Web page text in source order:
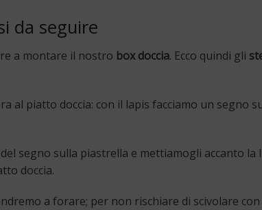
da seguire
a montare il nostro box doccia. Ecco quindi gli
al piatto doccia: con il lapis facciamo un segno
segno sulla piastrella e mettiamogli accanto la
doccia.
a forare; per non rischiare di scivolare